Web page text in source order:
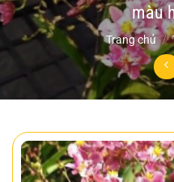
màu
Trang chủ /